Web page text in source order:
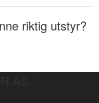
riktig utstyr?